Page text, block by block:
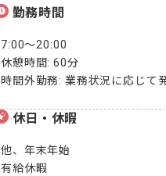
勤務時間
7:00～20:00
休憩時間: 60分
時間外勤務: 業務状況に応じて
休日・休暇
他、年末年始
有給休暇